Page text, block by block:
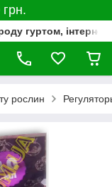
гуртом,
рослин